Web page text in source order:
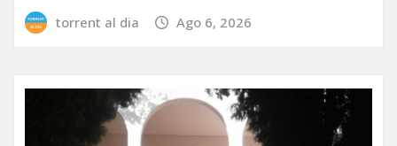
torrent al dia Ago 6, 2026